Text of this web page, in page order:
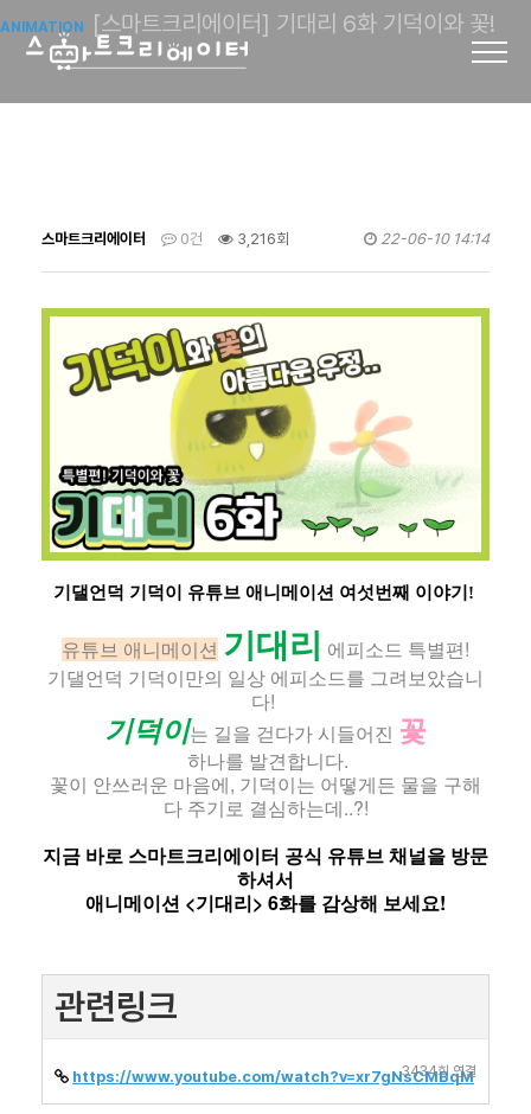
ANIMATION [스마트크리에이터] 기대리 6화 기덕이와 꽃!
스마트크리에이터 0건 3,216회 22-06-10 14:14
기댈언덕 기덕이 유튜브 애니메이션 여섯번째 이야기!
유튜브 애니메이션 기대리 에피소드 특별편!
기댈언덕 기덕이만의 일상 에피소드를 그려보았습니
다!
기덕이는 길을 걷다가 시들어진 꽃
하나를 발견합니다.
꽃이 안쓰러운 마음에, 기덕이는 어떻게든 물을 구해
다 주기로 결심하는데..?!
지금 바로 스마트크리에이터 공식 유튜브 채널을 방문
하셔서
애니메이션 <기대리> 6화를 감상해 보세요!
관련링크
https://www.youtube.com/watch?v=xr7gNsCMBqM
3434회 연결